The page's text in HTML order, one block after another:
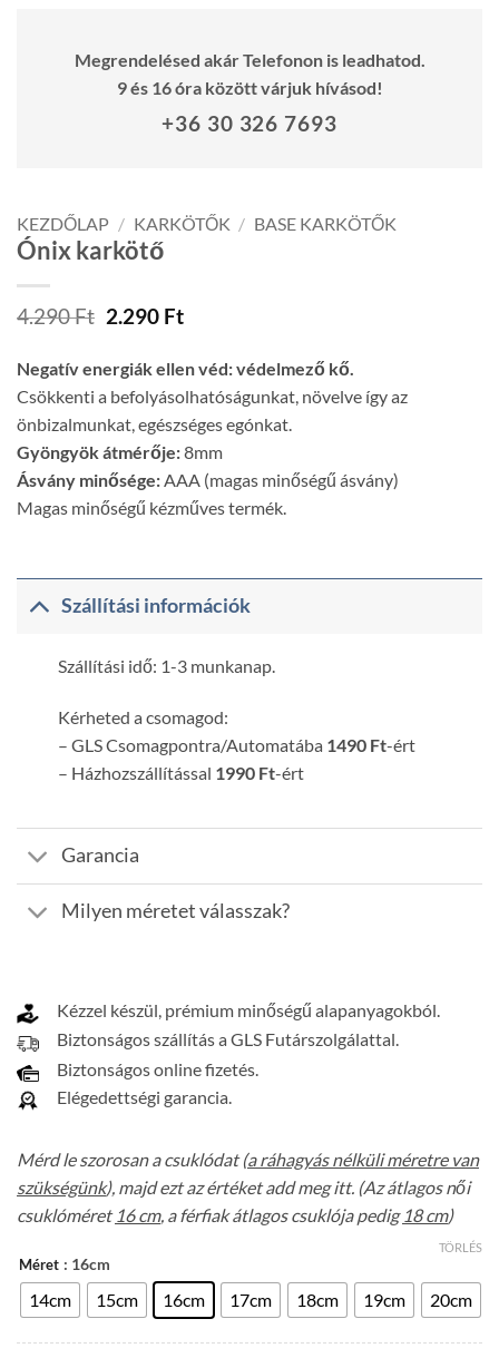
Megrendelésed akár Telefonon is leadhatod.
9 és 16 óra között várjuk hívásod!
+36 30 326 7693
KEZDŐLAP / KARKÖTŐK / BASE KARKÖTŐK
Ónix karkötő
4.290Ft Original
was:
4.290 Ft.
2.290 FtCurrent
2.290 Ft.
Negatív energiák ellen véd: védelmező kő.
Csökkenti a befolyásolhatóságunkat, növelve így az
önbizalmunkat, egészséges egónkat.
Gyöngyök átmérője:8mm
Ásvány minősége:AAA (magas minőségű ásvány)
Magas minőségű kézműves termék.
Szállítási információk
Szállítási idő: 1-3 munkanap.
Kérheted a csomagod:
– GLS Csomagpontra/Automatába 1490 Ft-ért
– Házhozszállítással 1990 Ft-ért
Garancia
Milyen méretet válasszak?
Kézzel készül, prémium minőségű alapanyagokból.
Biztonságos szállítás a GLS Futárszolgálattal.
Biztonságos online fizetés.
Elégedettségi garancia.
Mérd le szorosan a csuklódat (a ráhagyás nélküli méretre van
szükségünk), majd ezt az értéket add meg itt. (Az átlagos női
csuklóméret 16 cm, a férfiak átlagos csuklója pedig 18 cm)
Méret : 16cm
14cm 15cm 16cm 17cm 18cm 19cm 20cm
TÖRLÉS